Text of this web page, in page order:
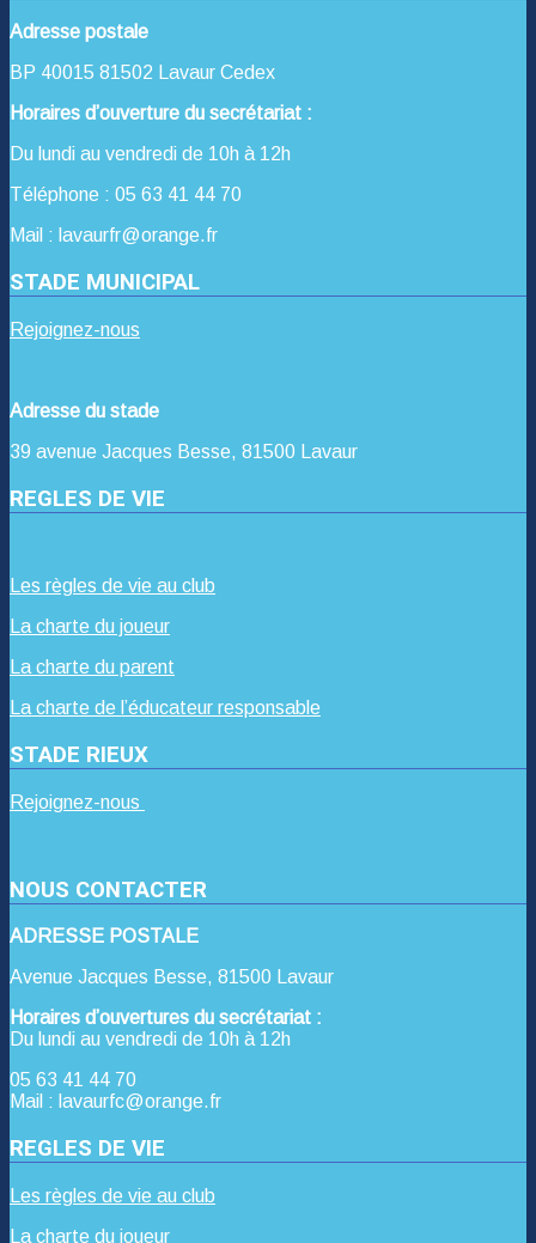
Adresse postale
BP 40015 81502 Lavaur Cedex
Horaires d’ouverture du secrétariat :
Du lundi au vendredi de 10h à 12h
Téléphone : 05 63 41 44 70
Mail : lavaurfr@orange.fr
STADE MUNICIPAL
Rejoignez-nous
Adresse du stade
39 avenue Jacques Besse, 81500 Lavaur
REGLES DE VIE
Les règles de vie au club
La charte du joueur
La charte du parent
La charte de l’éducateur responsable
STADE RIEUX
Rejoignez-nous
NOUS CONTACTER
ADRESSE POSTALE
Avenue Jacques Besse, 81500 Lavaur
Horaires d’ouvertures du secrétariat :
Du lundi au vendredi de 10h à 12h
05 63 41 44 70
Mail : lavaurfc@orange.fr
REGLES DE VIE
Les règles de vie au club
La charte du joueur